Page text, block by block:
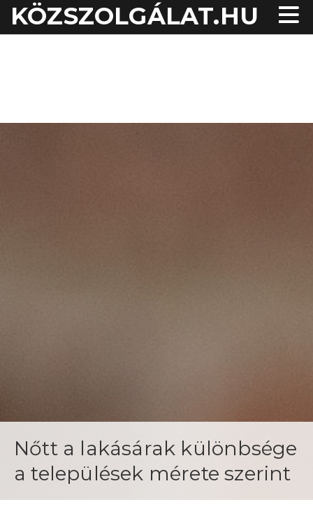
KÖZSZOLGÁLAT.HU
Nőtt a lakásárak különbsége
a települések mérete szerint